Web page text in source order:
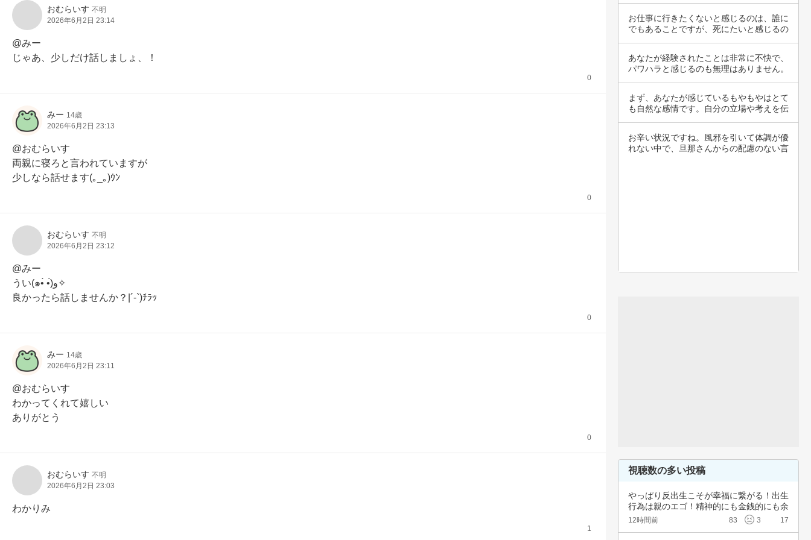
おむらいす 不明
2026年6月2日 23:14
@みー
じゃあ、少しだけ話しましょ、！
0
みー 14歳
2026年6月2日 23:13
@おむらいす
両親に寝ろと言われていますが
少しなら話せます(｡_｡)ｳﾝ
0
おむらいす 不明
2026年6月2日 23:12
@みー
うい(๑•̀ •́)و✧
良かったら話しませんか？|´-`)ﾁﾗｯ
0
みー 14歳
2026年6月2日 23:11
@おむらいす
わかってくれて嬉しい
ありがとう
0
おむらいす 不明
2026年6月2日 23:03
わかりみ
1
お仕事に行きたくないと感じるのは、誰に
でもあることですが、死にたいと感じるの
あなたが経験されたことは非常に不快で、
パワハラと感じるのも無理はありません。
まず、あなたが感じているもやもやはとて
も自然な感情です。自分の立場や考えを伝
お辛い状況ですね。風邪を引いて体調が優
れない中で、旦那さんからの配慮のない言
視聴数の多い投稿
やっぱり反出生こそが幸福に繋がる！出生
行為は親のエゴ！精神的にも金銭的にも余
裕ないく…
12時間前 83 3 17